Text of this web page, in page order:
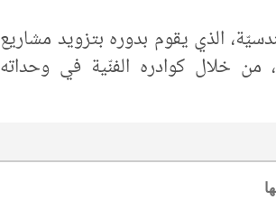
الذي يقوم بدوره بتزويد مشاريع
من خلال كوادره الفنّية في وحداته